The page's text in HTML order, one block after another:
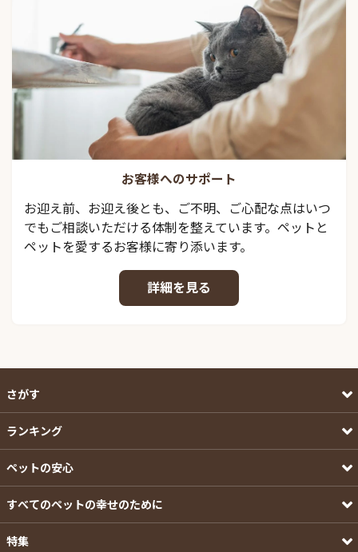
お客様へのサポート
お迎え前、お迎え後とも、ご不明、ご心配な点はいつ
でもご相談いただける体制を整えています。ペットと
ペットを愛するお客様に寄り添います。
詳細を見る
さがす
ランキング
ペットの安心
すべてのペットの幸せのために
特集